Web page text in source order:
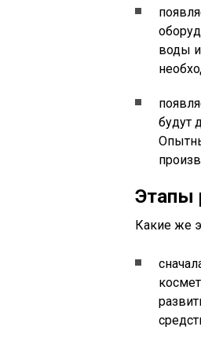
воды
будут
Этапы
Какие же